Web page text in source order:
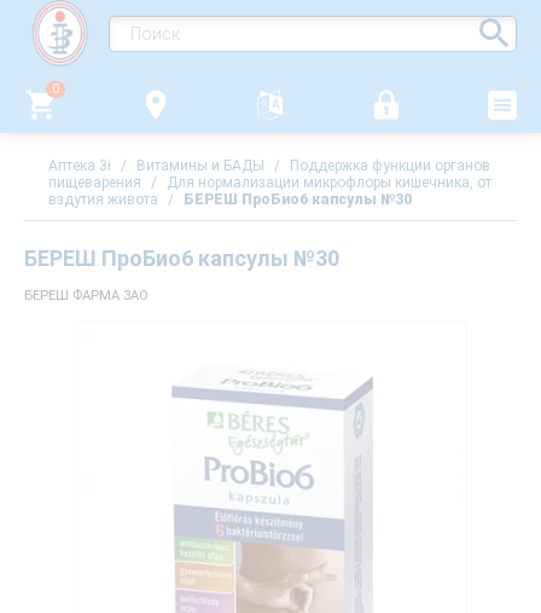
0
Аптека 3i / Витамины и БАДЫ /
Поддержка функции органов
пищеварения
/
Для нормализации микрофлоры кишечника, от
вздутия живота
/ БЕРЕШ ПроБио6 капсулы №30
БЕРЕШ ПроБио6 капсулы №30
БЕРЕШ ФАРМА ЗАО